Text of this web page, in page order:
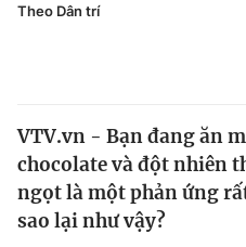
Y tế
Thế giới
Văn hóa - Giải trí
Giáo dục
Theo Dân trí
VTV.vn - Bạn đang ăn
chocolate và đột nhiên
ngọt là một phản ứng
sao lại như vậy?